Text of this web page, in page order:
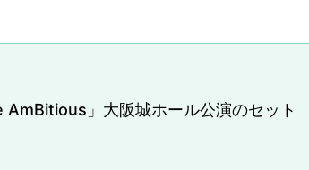
」大阪城ホール公演のセット